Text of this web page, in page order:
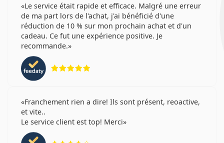
Le service était rapide et efficace. Malgré une erreur
de ma part lors de l'achat, j'ai bénéficié d'une
réduction de 10 % sur mon prochain achat et d'un
cadeau. Ce fut une expérience positive. Je
recommande.
Franchement rien a dire! Ils sont présent, reoactive,
et vite..
Le service client est top! Merci